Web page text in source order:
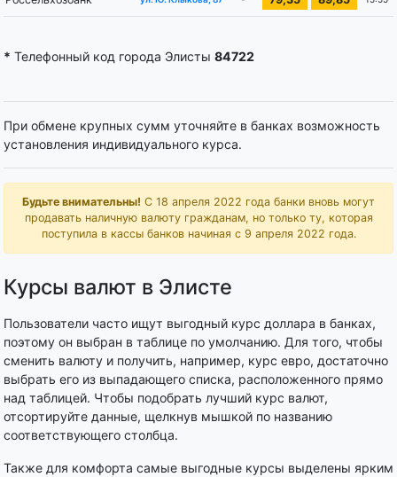
* Телефонный код города Элисты 84722
При обмене крупных сумм уточняйте в банках возможность
установления индивидуального курса.
Будьте внимательны! С 18 апреля 2022 года банки вновь могут
продавать наличную валюту гражданам, но только ту, которая
поступила в кассы банков начиная с 9 апреля 2022 года.
Курсы валют в Элисте
Пользователи часто ищут выгодный курс доллара в банках,
поэтому он выбран в таблице по умолчанию. Для того, чтобы
сменить валюту и получить, например, курс евро, достаточно
выбрать его из выпадающего списка, расположенного прямо
над таблицей. Чтобы подобрать лучший курс валют,
отсортируйте данные, щелкнув мышкой по названию
соответствующего столбца.
Также для комфорта самые выгодные курсы выделены ярким